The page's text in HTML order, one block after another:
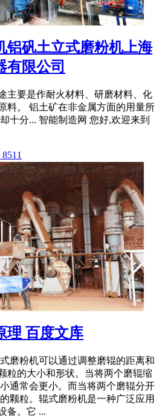
铝矾土立式磨粉机上海
有限公司
主要是作耐火材料、研磨材料、化
料。 铝土矿在非金属方面的用量所
十分... 智能制造网 您好,欢迎来到
理 百度文库
磨粉机可以通过调整磨辊的距离和
粒的大小和形状。当将两个磨辊缩
通常会更小。而当将两个磨辊分开
颗粒。辊式磨粉机是一种广泛应用
备。它 ...